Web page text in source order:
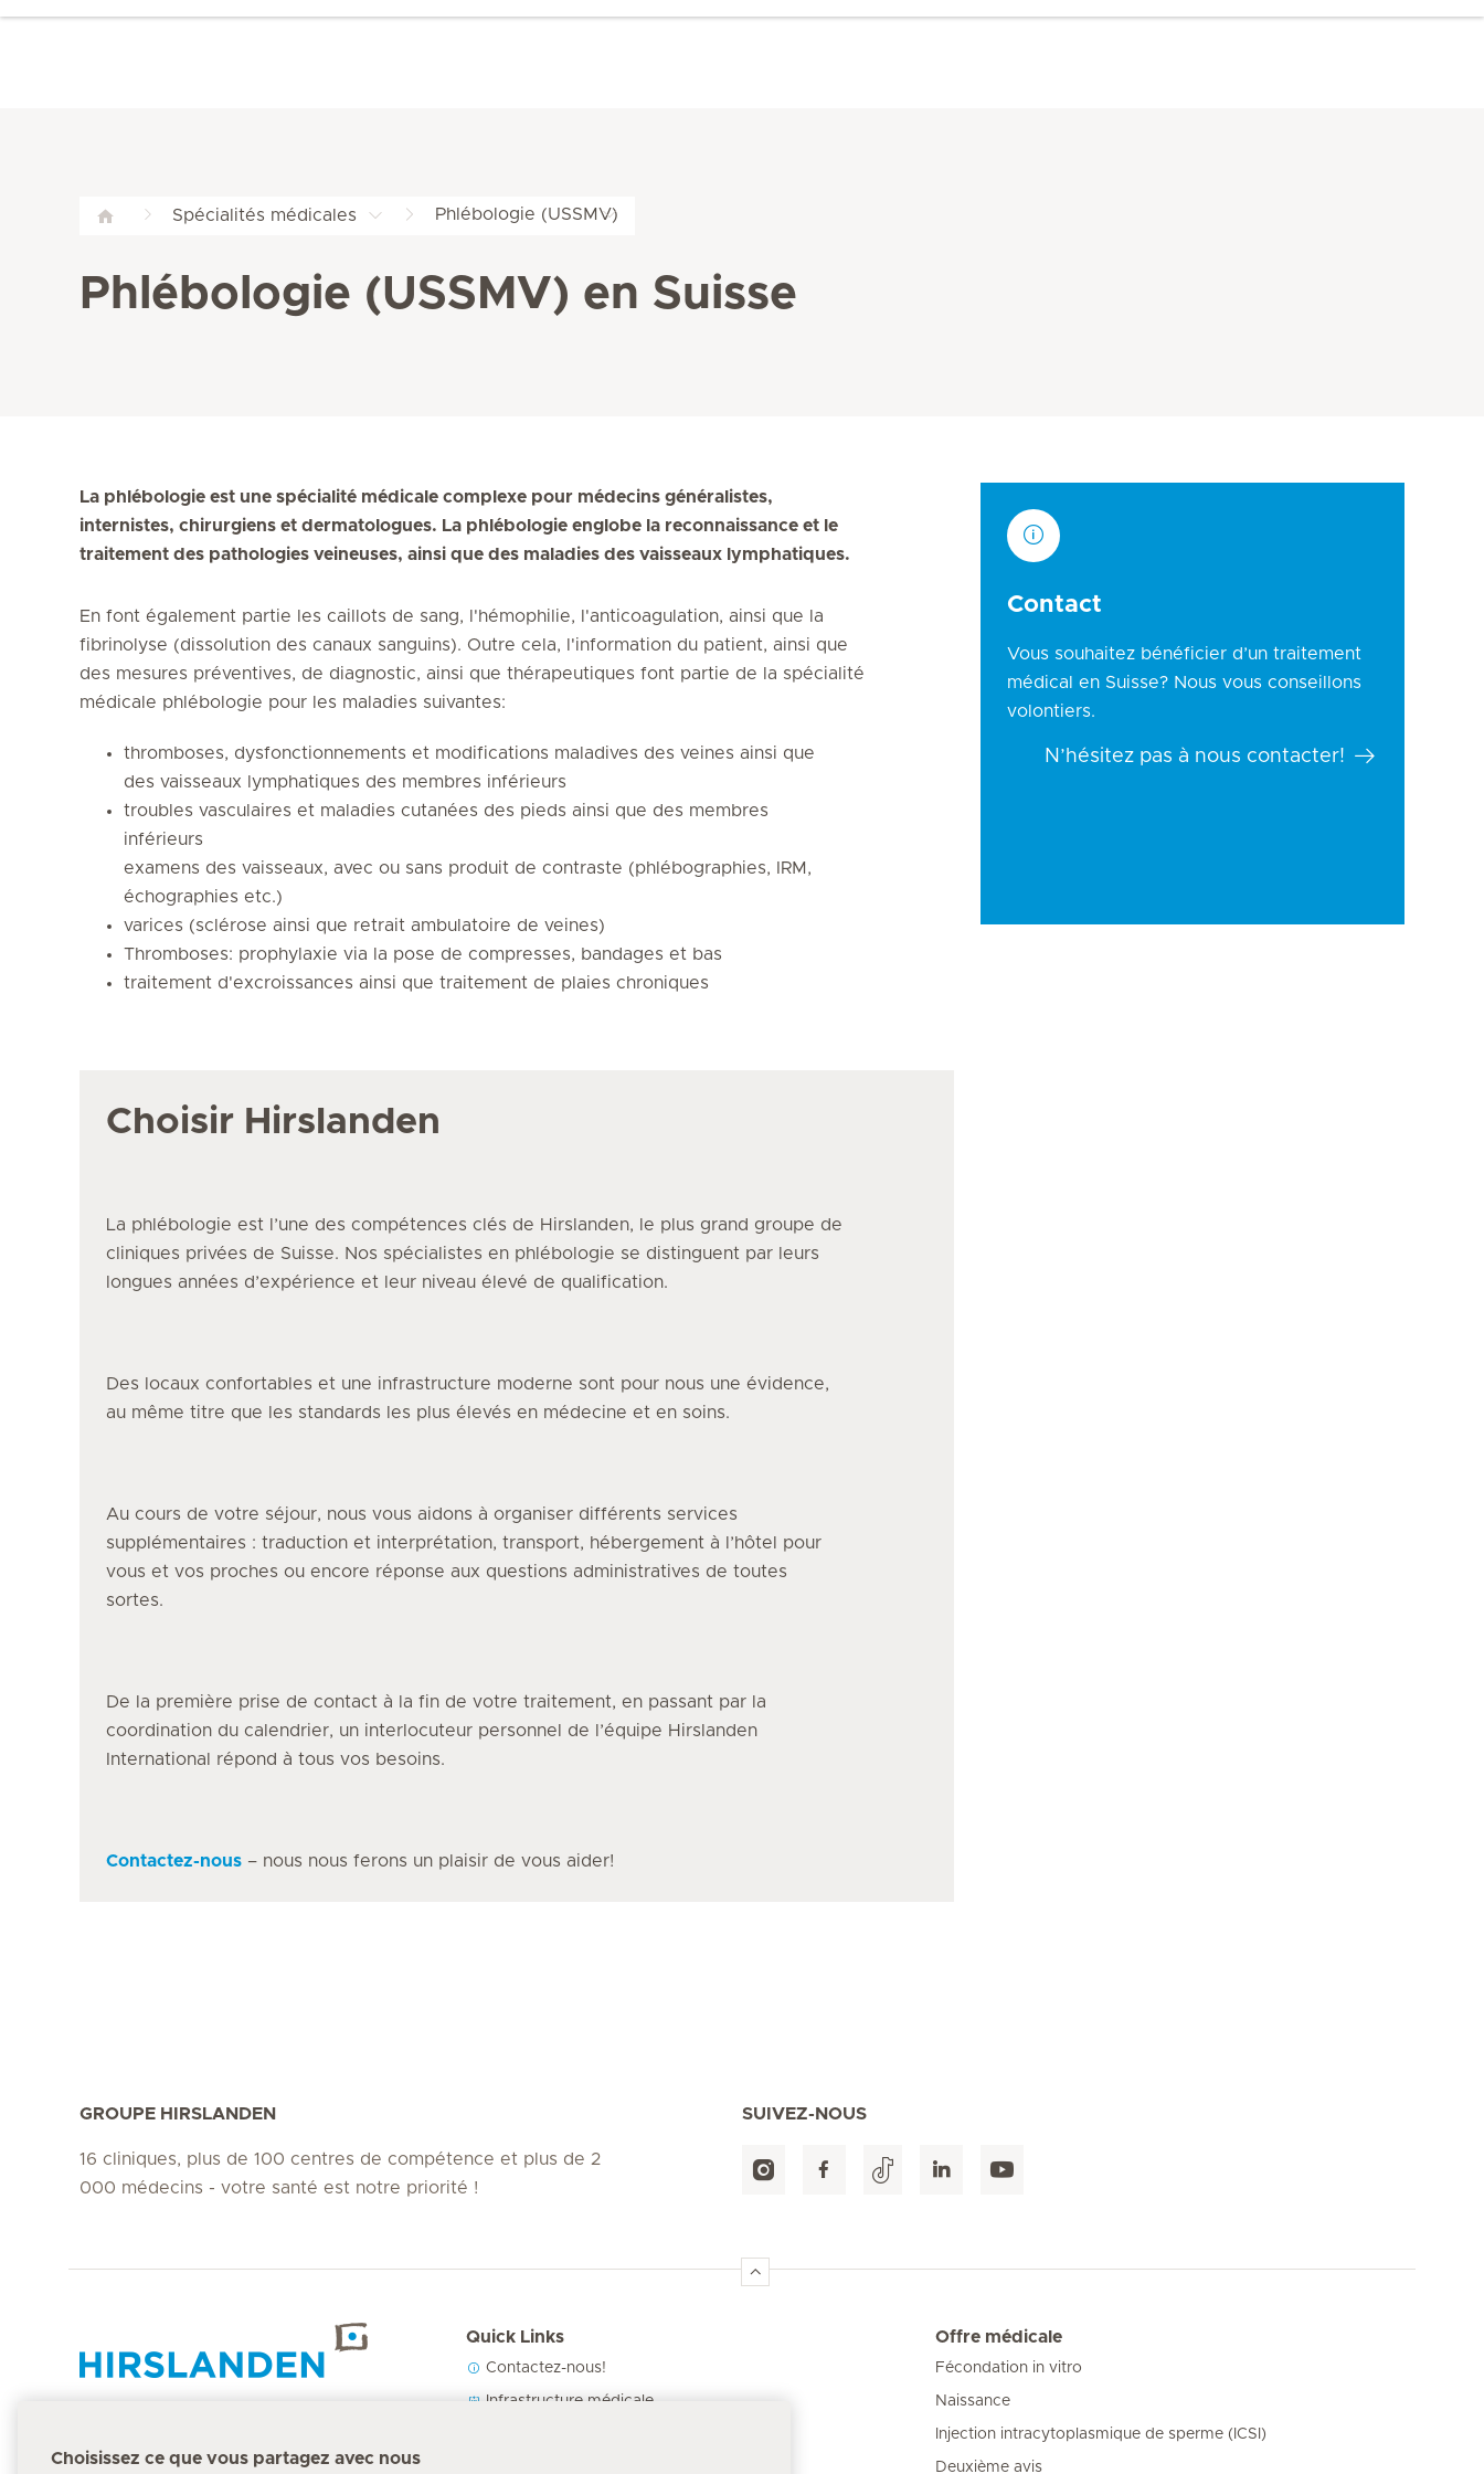
Spécialités médicales Phlébologie (USSMV)
Phlébologie (USSMV) en Suisse
La phlébologie est une spécialité médicale complexe pour médecins généralistes,
internistes, chirurgiens et dermatologues. La phlébologie englobe la reconnaissance et le
traitement des pathologies veineuses, ainsi que des maladies des vaisseaux lymphatiques.
En font également partie les caillots de sang, l'hémophilie, l'anticoagulation, ainsi que la
fibrinolyse (dissolution des canaux sanguins). Outre cela, l'information du patient, ainsi que
des mesures préventives, de diagnostic, ainsi que thérapeutiques font partie de la spécialité
médicale phlébologie pour les maladies suivantes:
thromboses, dysfonctionnements et modifications maladives des veines ainsi que
des vaisseaux lymphatiques des membres inférieurs
troubles vasculaires et maladies cutanées des pieds ainsi que des membres
inférieurs
examens des vaisseaux, avec ou sans produit de contraste (phlébographies, IRM,
échographies etc.)
varices (sclérose ainsi que retrait ambulatoire de veines)
Thromboses: prophylaxie via la pose de compresses, bandages et bas
traitement d'excroissances ainsi que traitement de plaies chroniques
Choisir Hirslanden
La phlébologie est l’une des compétences clés de Hirslanden, le plus grand groupe de
cliniques privées de Suisse. Nos spécialistes en phlébologie se distinguent par leurs
longues années d’expérience et leur niveau élevé de qualification.
Des locaux confortables et une infrastructure moderne sont pour nous une évidence,
au même titre que les standards les plus élevés en médecine et en soins.
Au cours de votre séjour, nous vous aidons à organiser différents services
supplémentaires : traduction et interprétation, transport, hébergement à l’hôtel pour
vous et vos proches ou encore réponse aux questions administratives de toutes
sortes.
De la première prise de contact à la fin de votre traitement, en passant par la
coordination du calendrier, un interlocuteur personnel de l’équipe Hirslanden
International répond à tous vos besoins.
Contactez-nous – nous nous ferons un plaisir de vous aider!
Contact
Vous souhaitez bénéficier d’un traitement
médical en Suisse? Nous vous conseillons
volontiers.
N’hésitez pas à nous contacter!
GROUPE HIRSLANDEN
16 cliniques, plus de 100 centres de compétence et plus de 2
000 médecins - votre santé est notre priorité !
SUIVEZ-NOUS
Quick Links
Contactez-nous!
Infrastructure médicale
Offre médicale
Fécondation in vitro
Naissance
Injection intracytoplasmique de sperme (ICSI)
Deuxième avis
Choisissez ce que vous partagez avec nous